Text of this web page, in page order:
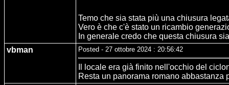
Temo che sia stata più una chiusura
Vero è che c'è stato un ricambio
In generale credo che questa chiusura
vbman
Posted - 27 ottobre 2024 : 20:56:42
Il locale era già finito nell'occhio del
Resta un panorama romano